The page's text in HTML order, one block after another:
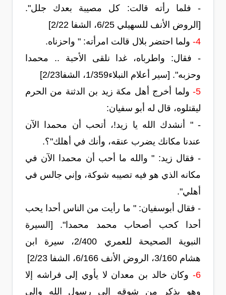
- فلما رأته قالت: كل مصيبة بعدك جلل".
[الروض الأنف للسهيلي 6/25، الشفا 2/22]
4- ولما احتضر بلال قالت امرأته: " واحزناه.
- فقال: واطرباه، غدا نلقى الأحبة .. محمدا
وحزبه". [سير أعلام النبلاء1/359، الشفا2/23]
5-
ولما أخرج أهل مكة زيد بن الدثنة من الحرم
ليقتلوه، قال له أبو سفيان:
- " أنشدك الله يا زيد!، أتحب أن محمدا الآن
عندنا مكانك يضرب عنقه، وأنك في أهلك"؟.
- فقال زيد: " والله ما أحب أن محمدا الآن في
مكانه الذي هو فيه تصيبه شوكة، وإني جالس في
أهلي".
- فقال أبوسفيان: " ما رأيت من الناس أحدا يحب
أحدا كحب أصحاب محمد محمدا". [السيرة
النبوية الصحيحة للعمري 2/400، سيرة ابن
هشام 3/160، الروض الأنف 6/166، الشفا 2/23]
6-
وكان خالد بن معدان لا يأوي إلى فراشه إلا
وهو يذكر من شوقه إلى رسول الله وإلى